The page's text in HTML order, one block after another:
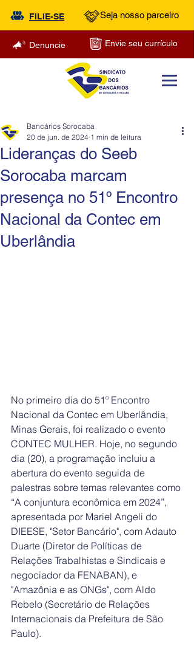
FILIE-SE Seja nosso parceiro
Denuncie Envie seu currículo
Lideranças do Seeb
Sorocaba marcam
presença no 51º Encontro
Nacional da Contec em
Uberlândia
Bancários Sorocaba
20 de jun. de 2024 1 min de leitura
No primeiro dia do 51º Encontro
Nacional da Contec em Uberlândia,
Minas Gerais, foi realizado o evento
CONTEC MULHER. Hoje, no segundo
dia (20), a programação incluiu a
abertura do evento seguida de
palestras sobre temas relevantes como
“A conjuntura econômica em 2024”,
apresentada por Mariel Angeli do
DIEESE, "Setor Bancário", com Adauto
Duarte (Diretor de Políticas de
Relações Trabalhistas e Sindicais e
negociador da FENABAN), e
"Amazônia e as ONGs", com Aldo
Rebelo (Secretário de Relações
Internacionais da Prefeitura de São
Paulo).